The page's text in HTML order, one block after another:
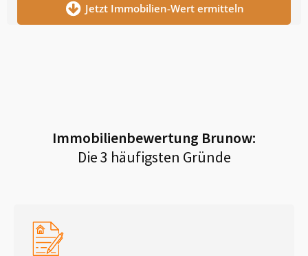
Jetzt Immobilien-Wert ermitteln
Immobilienbewertung Brunow:
Die 3 häufigsten Gründe